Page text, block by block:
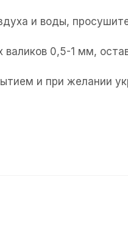
и воды,
валиков 0,5-1 мм,
и при желании